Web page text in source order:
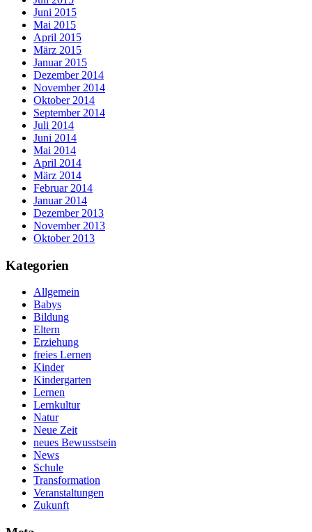
Juni 2015
Mai 2015
April 2015
März 2015
Januar 2015
Dezember 2014
November 2014
Oktober 2014
September 2014
Juli 2014
Juni 2014
Mai 2014
April 2014
März 2014
Februar 2014
Januar 2014
Dezember 2013
November 2013
Oktober 2013
Kategorien
Allgemein
Babys
Bildung
Eltern
Erziehung
freies Lernen
Kinder
Kindergarten
Lernen
Lernkultur
Natur
Neue Zeit
neues Bewusstsein
News
Schule
Transformation
Veranstaltungen
Zukunft